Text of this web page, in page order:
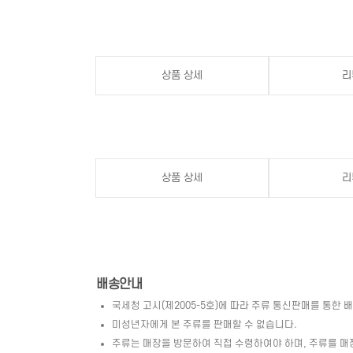
상품 상세
상품 상세
배송안내
국세청 고시(제2005-5호)에 따라 주류 통신판매를 통한
미성년자에게 본 주류를 판매할 수 없습니다.
주류는 매장을 방문하여 직접 수령하여야 하며, 주류를